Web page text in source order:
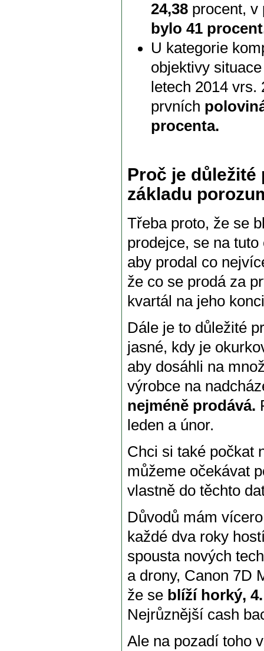
24,38 procent,
bylo 41
U kategorie
objektivy
letech 2014
prvních
procenta.
Proč je
základu
Třeba proto, že se
prodejce, se na
aby prodal co
že co se prodá za
kvartál na jeho
Dále je to důležité
jasné, kdy je
aby dosáhli na
výrobce na
nejméně prodává.
leden a únor.
Chci si také počkat
můžeme očekávat
vlastně do těchto
Důvodů mám
každé dva roky
spousta nových
a drony, Canon 7D
že se blíží horký,
Nejrůznější cash
Ale na pozadí toho